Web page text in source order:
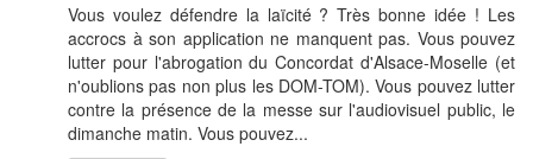
Vous voulez défendre la laïcité ? Très bonne idée ! Les
accrocs à son application ne manquent pas. Vous pouvez
lutter pour l'abrogation du Concordat d'Alsace-Moselle (et
n'oublions pas non plus les DOM-TOM). Vous pouvez lutter
contre la présence de la messe sur l'audiovisuel public, le
dimanche matin. Vous pouvez...